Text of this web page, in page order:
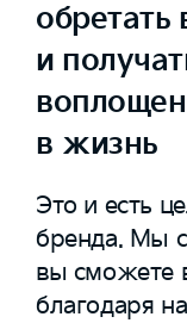
обретать
и
в жизнь
Это и есть
бренда. Мы
вы сможете
благодаря